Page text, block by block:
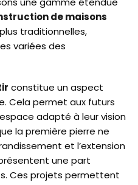
de maisons
traditionnelles,
variées des
constitue un aspect
Cela permet aux futurs
adapté à leur vision
la première pierre ne
et l’extension
une part
Ces projets permettent